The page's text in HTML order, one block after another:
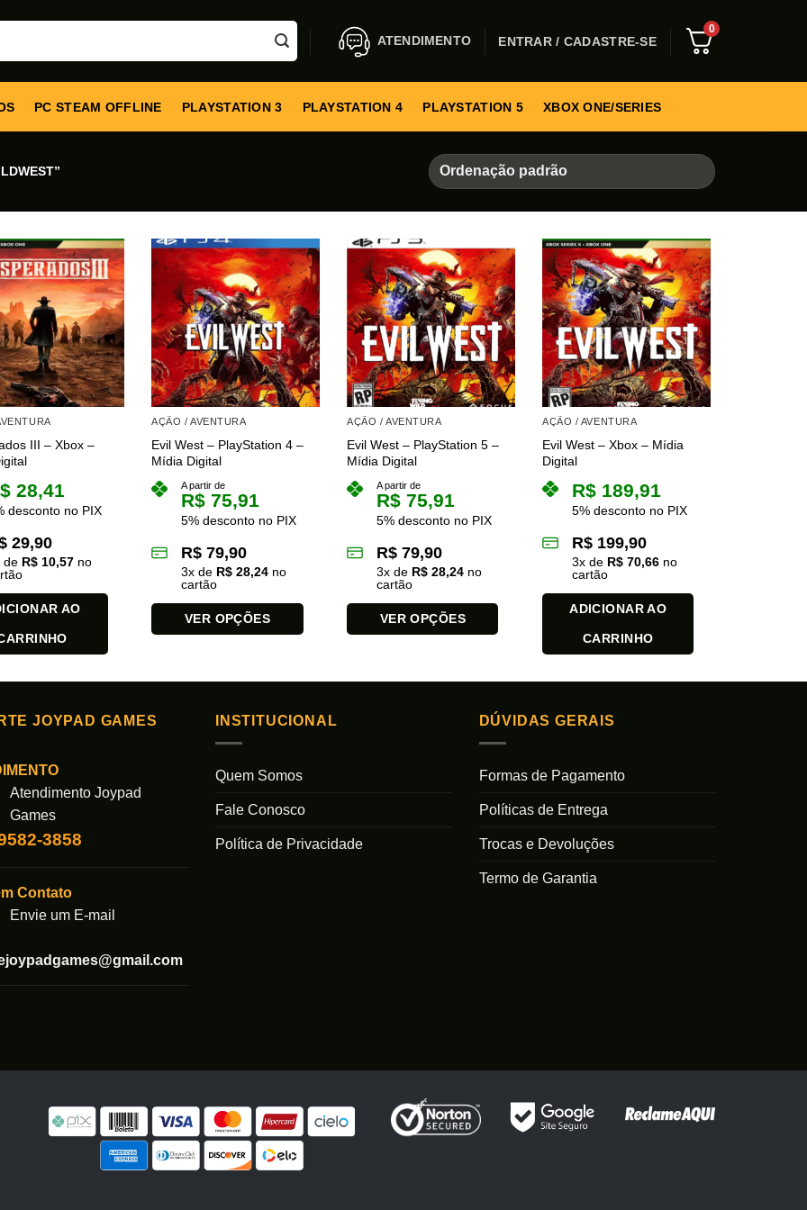
ATENDIMENTO ENTRAR / CADASTRE-SE
0
PC STEAM OFFLINE PLAYSTATION 3 PLAYSTATION 4 PLAYSTATION 5 XBOX ONE/SERIES
III – Xbox –
28,41
desconto no PIX
29,90
de R$10,57no
AO
AÇÃO / AVENTURA
Evil West – PlayStation 4 –
Mídia Digital
A partir de
R$ 75,91
5% desconto no PIX
R$ 79,90
3x de R$ 28,24 no
cartão
VER OPÇÕES
tem
variantes.
AÇÃO / AVENTURA
Evil West – PlayStation 5 –
Mídia Digital
A partir de
R$ 75,91
5% desconto no PIX
R$ 79,90
3x de R$ 28,24 no
cartão
VER OPÇÕES
tem
na
AÇÃO / AVENTURA
Evil West – Xbox – Mídia
Digital
R$ 189,91
5% desconto no PIX
R$ 199,90
3x de R$ 70,66 no
cartão
ADICIONAR AO
CARRINHO
JOYPAD GAMES
Atendimento Joypad
Games
3858
Contato
Envie um E-mail
INSTITUCIONAL
Quem Somos
Fale Conosco
Política de Privacidade
DÚVIDAS GERAIS
Formas de Pagamento
Políticas de Entrega
Trocas e Devoluções
Termo de Garantia